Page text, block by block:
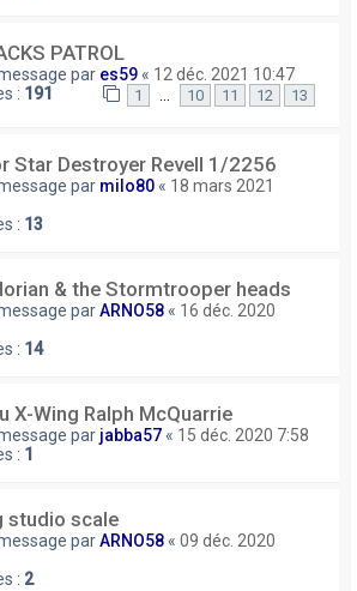
PATROL
par es59 « 12 déc. 2021 10:47
: 191 1 … 10 11 12 13
Star Destroyer Revell 1/2256
par milo80 « 18 mars 2021
: 13
& the Stormtrooper heads
parARNO58 « 16 déc. 2020
: 14
X-Wing Ralph McQuarrie
par jabba57 « 15 déc. 2020 7:58
: 1
studio scale
parARNO58 « 09 déc. 2020
: 2